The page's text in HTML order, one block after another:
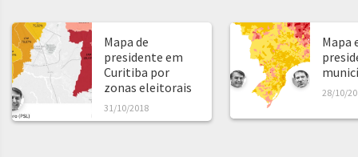
Mapa de
presidente em
Curitiba por
zonas eleitorais
31/10/2018
Mapa
28/10/